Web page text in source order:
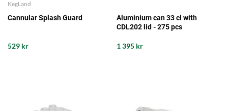
KegLand
Cannular Splash Guard
529 kr
Aluminium can 33 cl with
CDL202 lid - 275 pcs
1 395 kr